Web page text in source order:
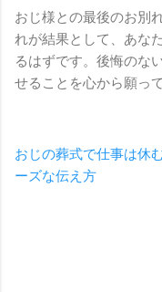
おじ様との最後のお別
れが結果として、あな
るはずです。後悔のな
せることを心から願っ
おじの葬式で仕事は休
ーズな伝え方